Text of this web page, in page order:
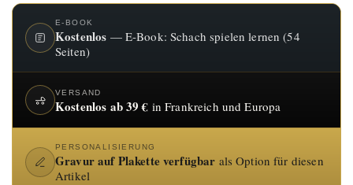
E-BOOK
Kostenlos — E-Book: Schach spielen lernen (54
Seiten)
VERSAND
Kostenlos ab 39 € in Frankreich und Europa
PERSONALISIERUNG
Gravur auf Plakette verfügbar als Option für diesen
Artikel